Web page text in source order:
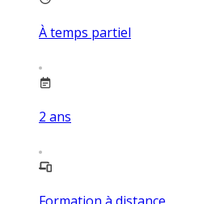
À temps partiel
2 ans